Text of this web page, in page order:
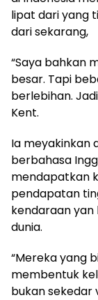
lipat dari yang
dari sekarang,
“Saya bahkan
besar. Tapi
berlebihan.
Kent.
Ia meyakinkan
berbahasa
mendapatkan
pendapatan
kendaraan yan
dunia.
“Mereka yang
membentuk
bukan sekedar